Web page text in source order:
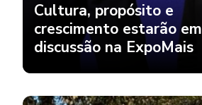
Cultura, propósito e
crescimento estarão em
discussão na ExpoMais